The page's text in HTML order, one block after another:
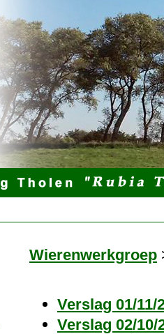
Wierenwerkgroep
Verslag 01/
Verslag 02/